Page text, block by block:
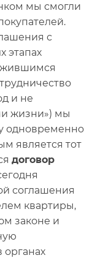
мы смогли
с
этапах
и не
жизни») мы
одновременно
является тот
договор
соглашения
квартиры,
законе и
органах